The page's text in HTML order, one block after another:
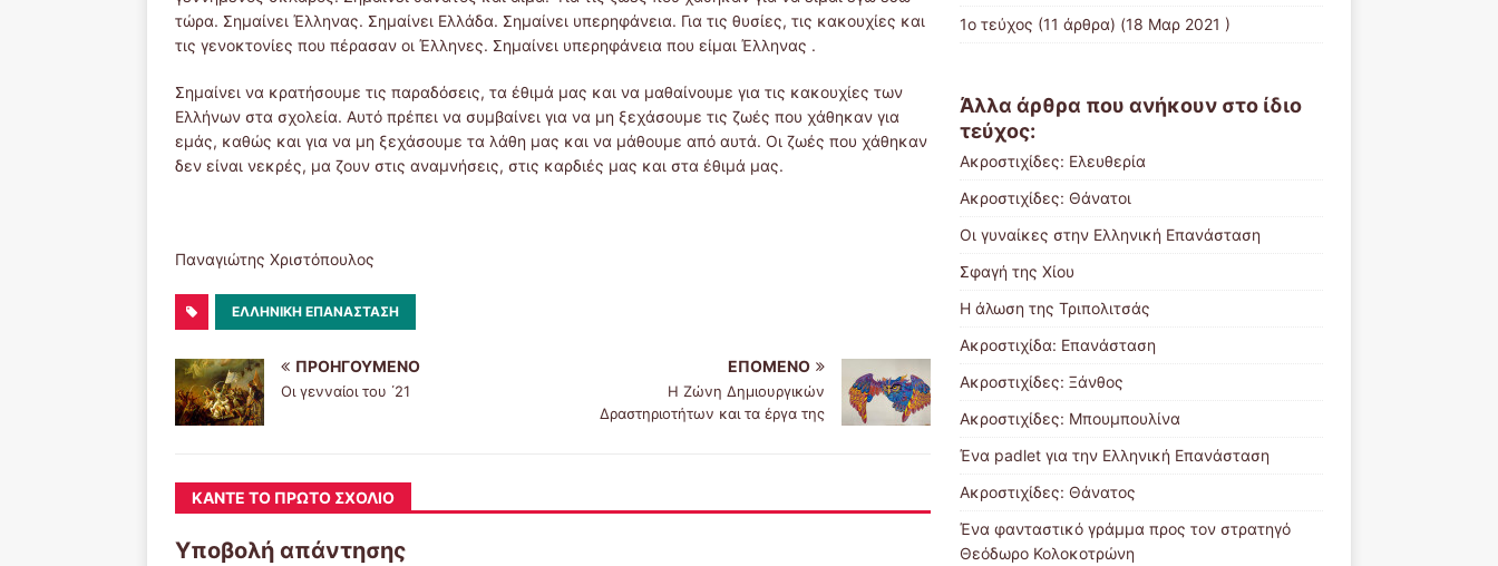
τώρα. Σημαίνει Έλληνας. Σημαίνει Ελλάδα. Σημαίνει υπερηφάνεια. Για τις θυσίες, τις κακουχίες και
τις γενοκτονίες που πέρασαν οι Έλληνες. Σημαίνει υπερηφάνεια που είμαι Έλληνας .
Σημαίνει να κρατήσουμε τις παραδόσεις, τα έθιμά μας και να μαθαίνουμε για τις κακουχίες των
Ελλήνων στα σχολεία. Αυτό πρέπει να συμβαίνει για να μη ξεχάσουμε τις ζωές που χάθηκαν για
εμάς, καθώς και για να μη ξεχάσουμε τα λάθη μας και να μάθουμε από αυτά. Οι ζωές που χάθηκαν
δεν είναι νεκρές, μα ζουν στις αναμνήσεις, στις καρδιές μας και στα έθιμά μας.
Παναγιώτης Χριστόπουλος
ΕΛΛΗΝΙΚΉ ΕΠΑΝΆΣΤΑΣΗ
ΠΡΟΗΓΟΎΜΕΝΟ
Οι γενναίοι του ΄21
ΕΠΌΜΕΝΟ
Η Ζώνη Δημιουργικών
Δραστηριοτήτων και τα έργα της
ΚΆΝΤΕ ΤΟ ΠΡΏΤΟ ΣΧΌΛΙΟ
Υποβολή απάντησης
1ο τεύχος (11 άρθρα) (18 Μαρ 2021 )
Άλλα άρθρα που ανήκουν στο ίδιο
τεύχος:
Ακροστιχίδες: Ελευθερία
Ακροστιχίδες: Θάνατοι
Οι γυναίκες στην Ελληνική Επανάσταση
Σφαγή της Χίου
Η άλωση της Τριπολιτσάς
Ακροστιχίδα: Επανάσταση
Ακροστιχίδες: Ξάνθος
Ακροστιχίδες: Μπουμπουλίνα
Ένα padlet για την Ελληνική Επανάσταση
Ακροστιχίδες: Θάνατος
Ένα φανταστικό γράμμα προς τον στρατηγό
Θεόδωρο Κολοκοτρώνη